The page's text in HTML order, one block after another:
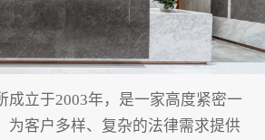
成立于2003年，是一家高度紧密一
为客户多样、复杂的法律需求提供